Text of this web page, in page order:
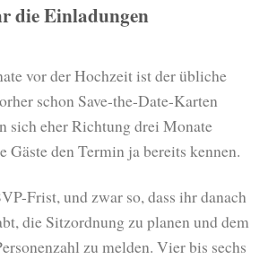
die Einladungen
vor der Hochzeit ist der übliche
schon Save-the-Date-Karten
sich eher Richtung drei Monate
Gäste den Termin ja bereits kennen.
Frist, und zwar so, dass ihr danach
die Sitzordnung zu planen und dem
zu melden. Vier bis sechs